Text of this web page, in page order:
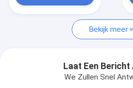
Verzoek om een Citaat
Glas Kosmetische Kruiken
Bekijk meer
Laat Een
We Zullen Snel